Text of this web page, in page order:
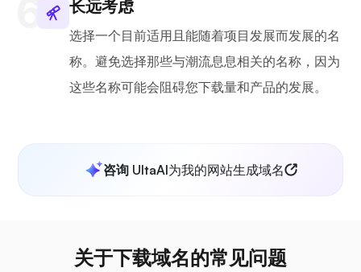
长远考虑
选择一个目前适用且能随着项目发展而发展的名
称。避免选择那些与潮流息息相关的名称，因为
这些名称可能会阻碍您下载量和产品的发展。
咨询 UltaAI为我的网站生成域名
关于下载域名的常见问题